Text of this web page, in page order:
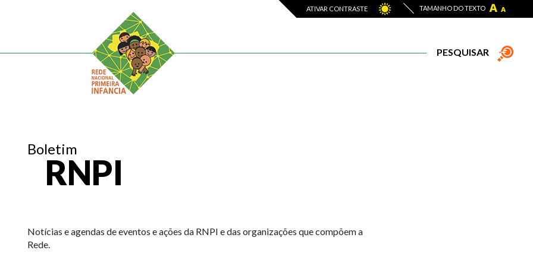
ATIVAR CONTRASTE TAMANHO DO TEXTO
PESQUISAR
Boletim
RNPI
Notícias e agendas de eventos e ações da RNPI e das organizações que compõem a
Rede.